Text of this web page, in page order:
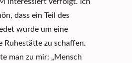
dass ein Teil des
wurde um eine
Ruhestätte zu schaffen.
man zu mir: „Mensch